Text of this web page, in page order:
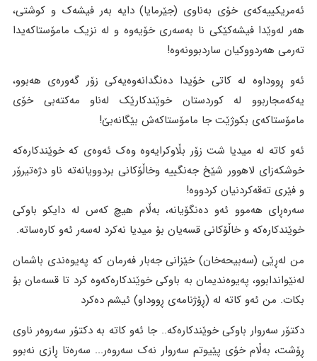
ئەمریکییەکەی خۆی بەناوی (جێرمایا) دایە بەر فیشەک و کوشتی،
هەر لەوێدا فیشەکێکی نا بەسەری خۆیەوە و لە نزیک مامۆستاکەیدا
تەرمی هەردووکیان ساردبوونەوە!
ئەو ڕووداوە لە کاتی خۆیدا دەنگدانەوەیەکی زۆر گەورەی هەبوو،
یەکەمجاربوو لە کوردستان خوێندکارێک لەناو مەکتەبی خۆی
مامۆستاکەی بکوژێت جا مامۆستاکەش بێگانەبێ!
ئەو کاتە لە میدیا شت زۆر بڵاوکرایەوە وەک ئەوەی کە خوێندکارەکە
خوشکەزای لاهوور شێخ جەنگییە وخاڵۆکانی بردوویانەتە ناو دژەتیرۆر
و فێری تەقەکردنیان کردووە!
سەرەڕای هەموو ئەو دەنگۆیانە، بەڵام هیچ کەس لە دایکو باوکی
خوێندکارەکە و خاڵۆکانی قسەیان بۆ میدیا نەکرد لەسەر ئەو کارەساتە.
من لەڕێی (سەبیحەخان) خێزانی جەبار فەرمان کە پەیوەندی باشمان
لەنێواندابوو، پەیوەندیمان بە باوکی خوێندکارەکەوە کرد تا قسەمان بۆ
بکات. من ئەو کاتە لە (ڕۆژنامەی ڕووداو) ئیشم دەکرد
دکتۆر سەروار باوکی خوێندکارەکە.. جا ئەو کاتە بە دکتۆر سەروەر ناوی
ڕۆشت، بەڵام خۆی پێیوتم سەروار نەک سەروەر... سەرەتا ڕازی نەبوو